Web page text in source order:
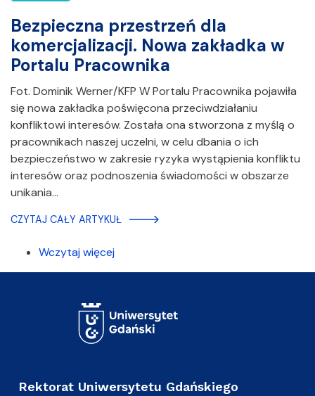
Bezpieczna przestrzeń dla
komercjalizacji. Nowa zakładka w
Portalu Pracownika
Fot. Dominik Werner/KFP W Portalu Pracownika pojawiła
się nowa zakładka poświęcona przeciwdziałaniu
konfliktowi interesów. Została ona stworzona z myślą o
pracownikach naszej uczelni, w celu dbania o ich
bezpieczeństwo w zakresie ryzyka wystąpienia konfliktu
interesów oraz podnoszenia świadomości w obszarze
unikania…
CZYTAJ CAŁY ARTYKUŁ
Wczytaj więcej
Rektorat Uniwersytetu Gdańskiego